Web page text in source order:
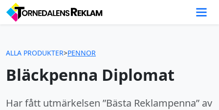
ALLA PRODUKTER>PENNOR
Bläckpenna Diplomat
Har fått utmärkelsen ”Bästa Reklampenna” av